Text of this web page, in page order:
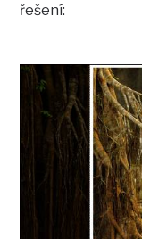
řešení: